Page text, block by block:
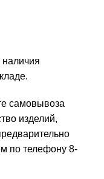
самовывоза
изделий,
по телефону 8-